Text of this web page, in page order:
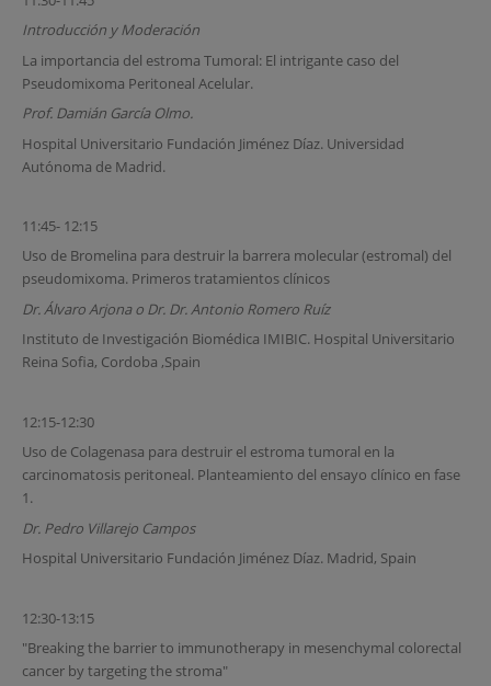
Introducción y Moderación
La importancia del estroma Tumoral: El intrigante caso del
Pseudomixoma Peritoneal Acelular.
Prof. Damián García Olmo.
Hospital Universitario Fundación Jiménez Díaz. Universidad
Autónoma de Madrid.
11:45- 12:15
Uso de Bromelina para destruir la barrera molecular (estromal) del
pseudomixoma. Primeros tratamientos clínicos
Dr. Álvaro Arjona o Dr. Dr. Antonio Romero Ruíz
Instituto de Investigación Biomédica IMIBIC. Hospital Universitario
Reina Sofia, Cordoba ,Spain
12:15-12:30
Uso de Colagenasa para destruir el estroma tumoral en la
carcinomatosis peritoneal. Planteamiento del ensayo clínico en fase
1.
Dr. Pedro Villarejo Campos
Hospital Universitario Fundación Jiménez Díaz. Madrid, Spain
12:30-13:15
"Breaking the barrier to immunotherapy in mesenchymal colorectal
cancer by targeting the stroma"